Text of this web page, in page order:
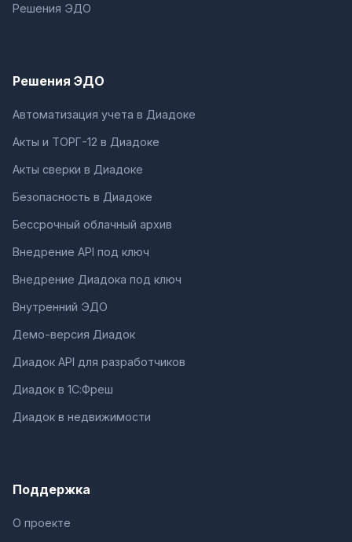
Решения ЭДО
Решения ЭДО
Автоматизация учета в Диадоке
Акты и ТОРГ-12 в Диадоке
Акты сверки в Диадоке
Безопасность в Диадоке
Бессрочный облачный архив
Внедрение API под ключ
Внедрение Диадока под ключ
Внутренний ЭДО
Демо-версия Диадок
Диадок API для разработчиков
Диадок в 1С:Фреш
Диадок в недвижимости
Поддержка
О проекте